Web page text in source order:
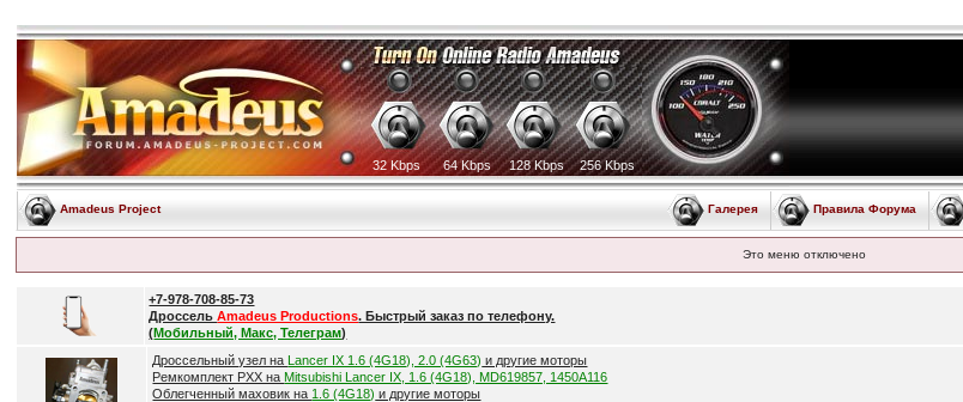
32 Kbps 64 Kbps 128 Kbps 256 Kbps
Amadeus Project Правила Форума
Галерея
Это меню отключено
+7-978-708-85-73
ДроссельAmadeus Productions. Быстрый заказ по телефону.
(Мобильный, Макс, Телеграм)
Дроссельный узел на Lancer IX 1.6 (4G18), 2.0 (4G63) и другие моторы
Ремкомплект РХХ на Mitsubishi Lancer IX, 1.6 (4G18), MD619857, 1450A116
Облегченный маховик на 1.6 (4G18) и другие моторы